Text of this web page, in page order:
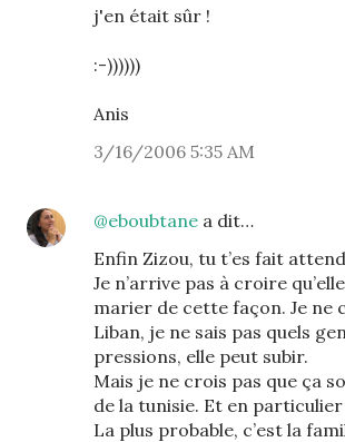
j'en était sûr !
:-))))))
Anis
3/16/2006 5:35 AM
@eboubtane a dit…
Enfin Zizou, tu t’es fait
Je n’arrive pas à croire
marier de cette façon. Je ne
Liban, je ne sais pas quels
pressions, elle peut subir.
Mais je ne crois pas que ça
de la tunisie. Et en particulier
La plus probable, c’est la